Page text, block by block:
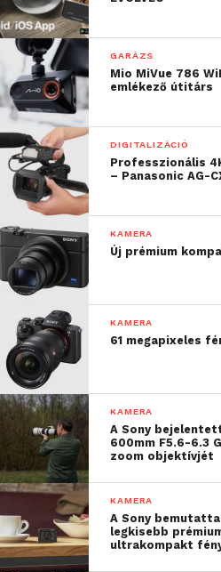
elektronikus képstabilizációs
köszönhetően még intenzív
stabil képet adnak.
A Q35 modellek további
proaktív védelmet
telepített AXIS
Fence Guard és
analitikai funkciók
dinamikus
időjárási „overlay”)
felvételek képi
GARÁZS
Mio MiVue 786
emlékező útitárs
DIGITALIZÁCIÓ
Professzionális
– Panasonic AG-
KAMERA
Új prémium
KAMERA
61 megapixeles
KAMERA
A Sony
600mm F5.6-6.3
zoom objektívjét
KAMERA
A Sony
legkisebb
ultrakompakt